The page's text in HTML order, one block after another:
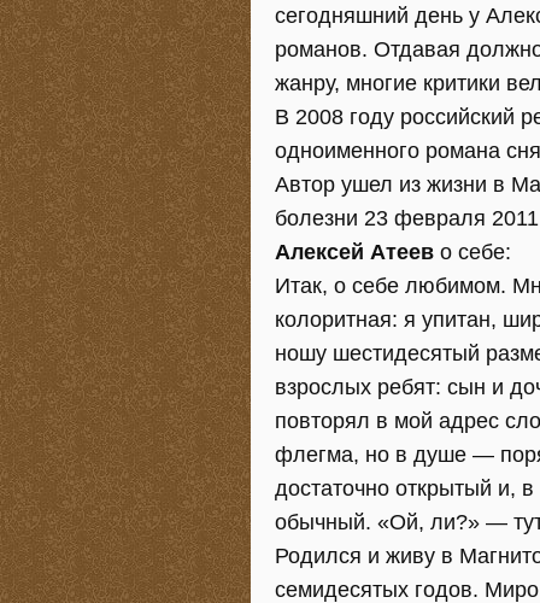
сегодняшний день у
романов. Отдавая
жанру, многие критики
В 2008 году российский
одноименного романа
Автор ушел из жизни в
болезни 23 февраля
Алексей Атеев о себе:
Итак, о себе любимом.
колоритная: я упитан,
ношу шестидесятый
взрослых ребят: сын и
повторял в мой адрес
флегма, но в душе —
достаточно открытый и,
обычный. «Ой, ли?» —
Родился и живу в
семидесятых годов.